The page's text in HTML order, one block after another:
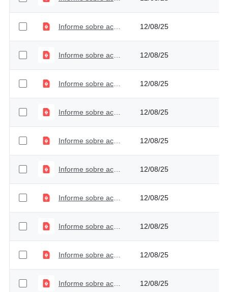
Informe sobre acceso a información, quejas y reclamos - Tercer trimestre - 2023 12/08/25
Informe sobre acceso a información, quejas y reclamos - Segundo trimestre - 2023 12/08/25
Informe sobre acceso a información, quejas y reclamos - Primer trimestre - 2023 12/08/25
Informe sobre acceso a información, quejas y reclamos - Cuarto trimestre - 2022 12/08/25
Informe sobre acceso a información, quejas y reclamos - Segundo trimestre - 2022 12/08/25
Informe sobre acceso a información, quejas y reclamos - Primer trimestre - 2022 12/08/25
Informe sobre acceso a información, quejas y reclamos - Cuarto trimestre - 2021 12/08/25
Informe sobre acceso a información, quejas y reclamos - Tercer trimestre - 2021 12/08/25
Informe sobre acceso a información, quejas y reclamos - Segundo trimestre - 2021 12/08/25
Informe sobre acceso a información, quejas y reclamos - Primer trimestre - 2021 12/08/25